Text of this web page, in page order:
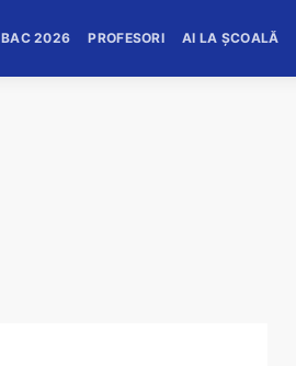
BAC 2026 PROFESORI AI LA ȘCOALĂ